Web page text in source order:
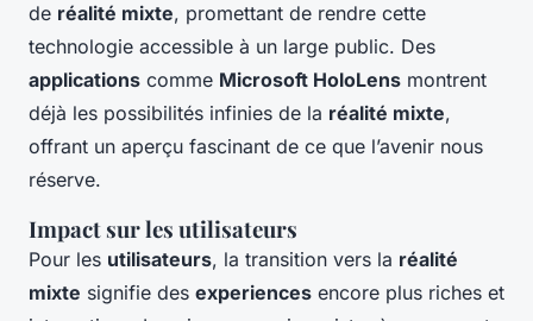
de réalité mixte, promettant de rendre cette
technologie accessible à un large public. Des
applications comme Microsoft HoloLens montrent
déjà les possibilités infinies de la réalité mixte,
offrant un aperçu fascinant de ce que l’avenir nous
réserve.
Impact sur les utilisateurs
Pour les utilisateurs, la transition vers la réalité
mixte signifie des experiences encore plus riches et